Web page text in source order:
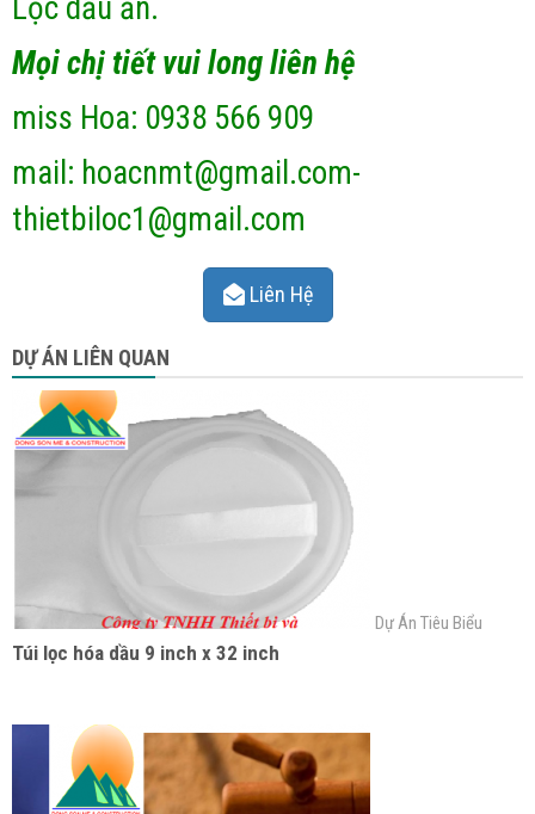
Lọc dầu ăn.
Mọi chị tiết vui long liên hệ
miss Hoa: 0938 566 909
mail: hoacnmt@gmail.com-
thietbiloc1@gmail.com
Liên Hệ
DỰ ÁN LIÊN QUAN
Dự Án Tiêu Biểu
Túi lọc hóa dầu 9 inch x 32 inch